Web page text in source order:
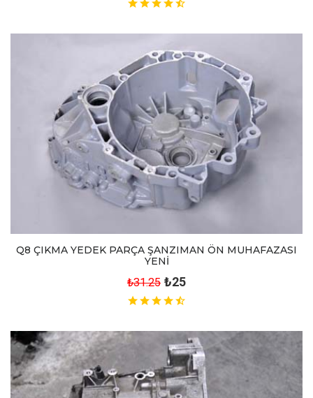
Q8 ÇIKMA YEDEK PARÇA ŞANZIMAN ÖN MUHAFAZASI
YENİ
₺31.25 ₺25